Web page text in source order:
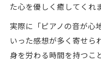
た心を優しく癒してくれ
実際に「ピアノの音が心
いった感想が多く寄せら
身を労わる時間を持つこ